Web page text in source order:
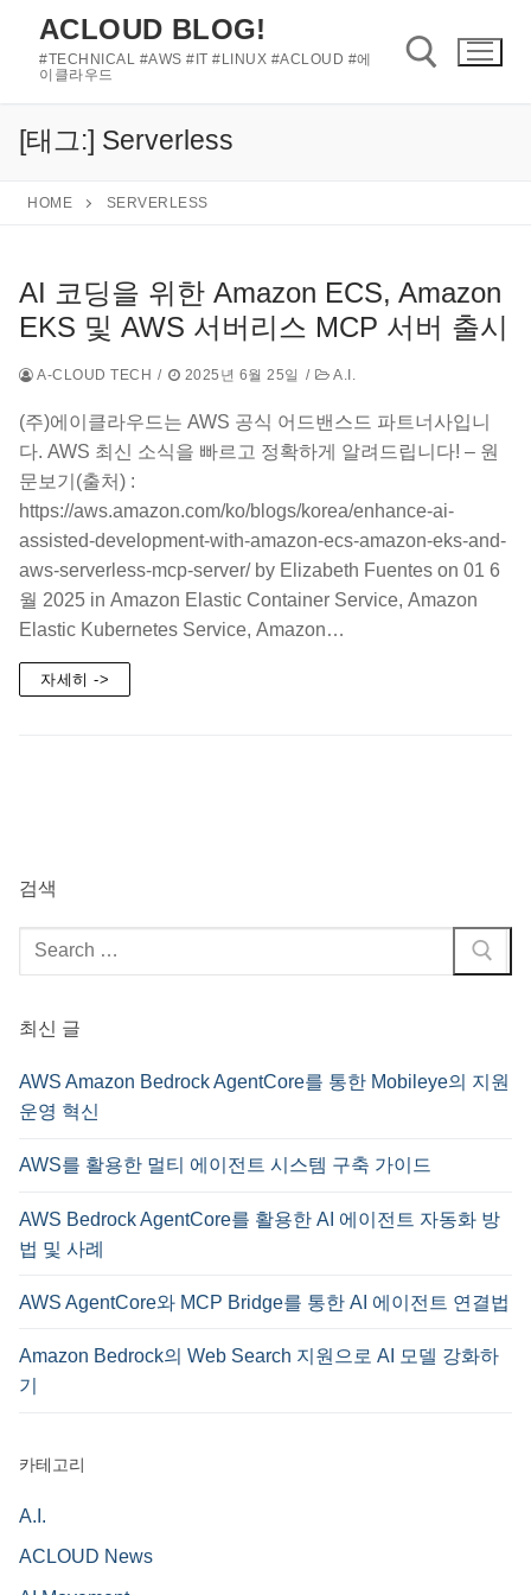
ACLOUD BLOG!
#TECHNICAL #AWS #IT #LINUX #ACLOUD #에
이클라우드
검색 :
[태그:] Serverless
HOME SERVERLESS
AI 코딩을 위한 Amazon ECS, Amazon
EKS 및 AWS 서버리스 MCP 서버 출시
A-CLOUD TECH / 2025년 6월 25일 / A.I.
(주)에이클라우드는 AWS 공식 어드밴스드 파트너사입니
다. AWS 최신 소식을 빠르고 정확하게 알려드립니다! – 원
문보기(출처) :
https://aws.amazon.com/ko/blogs/korea/enhance-ai-
assisted-development-with-amazon-ecs-amazon-eks-and-
aws-serverless-mcp-server/ by Elizabeth Fuentes on 01 6
월 2025 in Amazon Elastic Container Service, Amazon
Elastic Kubernetes Service, Amazon…
자세히 ->
검색
검
색
최신 글
AWS Amazon Bedrock AgentCore를 통한 Mobileye의 지원
운영 혁신
AWS를 활용한 멀티 에이전트 시스템 구축 가이드
AWS Bedrock AgentCore를 활용한 AI 에이전트 자동화 방
법 및 사례
AWS AgentCore와 MCP Bridge를 통한 AI 에이전트 연결법
Amazon Bedrock의 Web Search 지원으로 AI 모델 강화하
기
카테고리
A.I.
ACLOUD News